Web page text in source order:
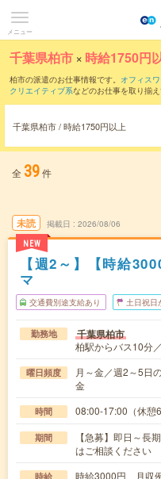
メニュー
千葉県柏市 × 時給1750円
柏市の派遣のお仕事情報です。 オフィス
クリエイティブ系などのお仕事を取り揃え
千葉県柏市 / 時給1750円以上
全 39件
未読
NEW
掲載日 2026/08/06
【週2～】【時給
マ
交通費別途支給あり 土日祝日
勤務地 千葉県柏市
柏駅からバス10分
曜日頻度
月～金／週2～5日
金
時間 08:00-17:00（休憩
期間
【急募】即日～長
はご相談ください
時給
時給3000円 月収